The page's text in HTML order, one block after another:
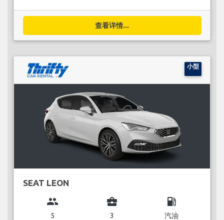
查看详情...
小型
SEAT LEON
group
5
business_center
3
local_gas_station
汽油